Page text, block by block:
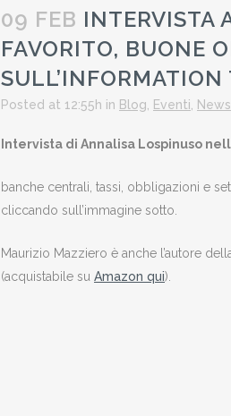
09 FEB INTERVISTA
FAVORITO, BUONE
Posted at 12:55h in Blog Eventi News
Intervista di Annalisa Lospinuso
banche centrali, tassi, obbligazioni e
cliccando sull’immagine sotto.
Maurizio Mazziero è anche l’autore
(acquistabile su Amazon qui).